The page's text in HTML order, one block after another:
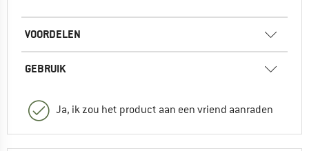
VOORDELEN
GEBRUIK
Ja, ik zou het product aan een vriend aanraden